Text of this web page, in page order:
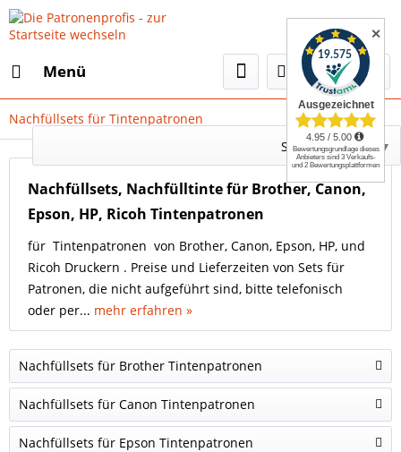
Menü
Select Language▼
Nachfüllsets für Tintenpatronen
Nachfüllsets, Nachfülltinte für Brother, Canon,
Epson, HP, Ricoh Tintenpatronen
für Tintenpatronen von Brother, Canon, Epson, HP, und
Ricoh Druckern . Preise und Lieferzeiten von Sets für
Patronen, die nicht aufgeführt sind, bitte telefonisch
oder per... mehr erfahren »
Nachfüllsets für Brother Tintenpatronen
Nachfüllsets für Canon Tintenpatronen
Nachfüllsets für Epson Tintenpatronen
✕